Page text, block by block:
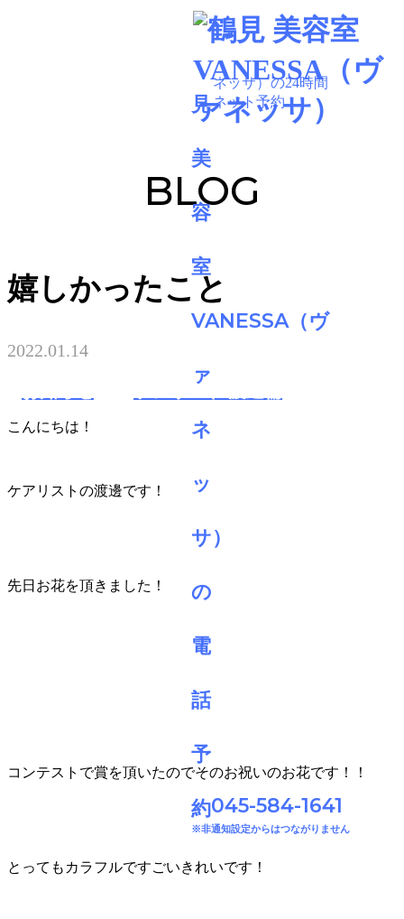
045-584-1641
※非通知設定からはつながりません
BLOG
嬉しかったこと
2022.01.14
ケアリスト 渡邊倫
こんにちは！
ケアリストの渡邊です！
先日お花を頂きました！
コンテストで賞を頂いたのでそのお祝いのお花です！！
とってもカラフルですごいきれいです！